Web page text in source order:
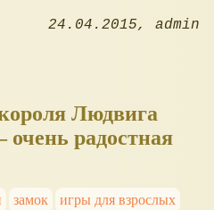
24.04.2015 admin
Людвига
радостная
замок
игры для взрослых